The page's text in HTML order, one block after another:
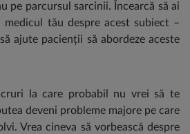
pe parcursul sarcinii. Încearcă să ai
medicul tău despre acest subiect –
ajute pacienții să abordeze aceste
la care probabil nu vrei să te
deveni probleme majore pe care
Vrea cineva să vorbească despre